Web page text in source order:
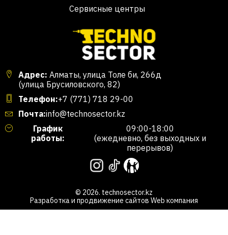
Сервисные центры
Адрес: Алматы, улица Толе би, 266д
(улица Брусиловского, 82)
Телефон:+7 (771) 718 29-00
Почта:info@technosector.kz
График
работы:
09:00-18:00
(ежедневно, без выходных и
перерывов)
© 2026. technosector.kz
Разработка и продвижение сайтов Web компания